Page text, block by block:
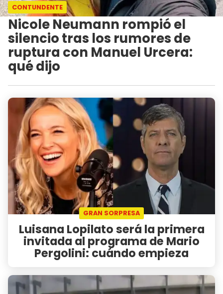
CONTUNDENTE
Nicole Neumann rompió el
silencio tras los rumores de
ruptura con Manuel Urcera:
qué dijo
GRAN SORPRESA
Luisana Lopilato será la primera
invitada al programa de Mario
Pergolini: cuándo empieza